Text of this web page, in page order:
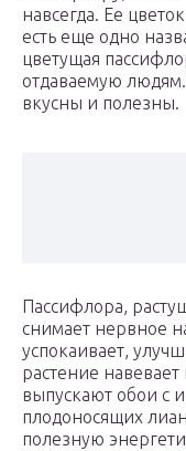
навсегда. Ее
есть еще одно
цветущая
отдаваемую
вкусны и полезны.
Пассифлора,
снимает нервное
успокаивает,
растение
выпускают обои с
плодоносящих
полезную